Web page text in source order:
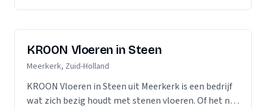
KROON Vloeren in Steen
Meerkerk, Zuid-Holland
KROON Vloeren in Steen uit Meerkerk is een bedrijf
wat zich bezig houdt met stenen vloeren. Of het nu